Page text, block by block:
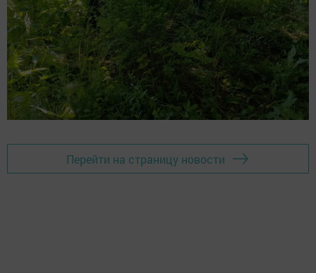
Перейти на страницу новости